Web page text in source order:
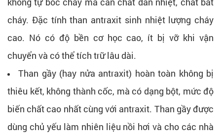
cháy. Đặc tính than antraxit sinh nhiệt lượng cháy
cao. Nó có độ bền cơ học cao, ít bị vỡ khi vận
chuyển và có thể tích trữ lâu dài.
Than gầy (hay nửa antraxit) hoàn toàn không bị
thiêu kết, không thành cốc, mà có dạng bột, mức độ
biến chất cao nhất cùng với antraxit. Than gầy được
dùng chủ yếu làm nhiên liệu nồi hơi và cho các nhà